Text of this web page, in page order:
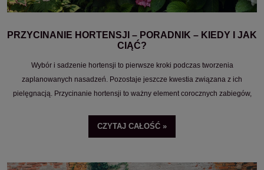
PRZYCINANIE HORTENSJI – PORADNIK – KIEDY I JAK
CIĄĆ?
Wybór i sadzenie hortensji to pierwsze kroki podczas tworzenia
zaplanowanych nasadzeń. Pozostaje jeszcze kwestia związana z ich
pielęgnacją. Przycinanie hortensji to ważny element corocznych zabiegów,
zagrożenie.
CZYTAJ CAŁOŚĆ »